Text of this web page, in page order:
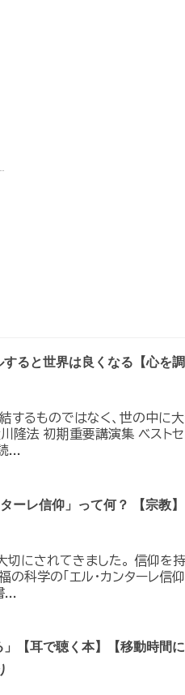
ると世界は良くなる【心を調
するものではなく、世の中に
隆法 初期重要講演集 ベストセ
...
ーレ信仰」って何？ 【宗教】
切にされてきました。 信仰を
科学の「エル・カンターレ信仰
...
【耳で聴く本】【移動時間